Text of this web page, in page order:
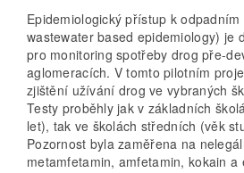
Epidemiologický přístup k odpadním
wastewater based epidemiology) je
pro monitoring spotřeby drog pře-
aglomeracích. V tomto pilotním
zjištění užívání drog ve vybraných
Testy proběhly jak v základních
let), tak ve školách středních (věk
Pozornost byla zaměřena na
metamfetamin, amfet­amin, kokain a